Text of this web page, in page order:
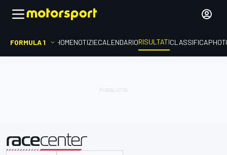
FORMULA 1 HOMENOTIZIECALENDARIORISULTATICLASSIFICA